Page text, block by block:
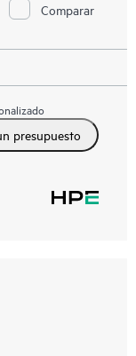
Comparar
presupuesto